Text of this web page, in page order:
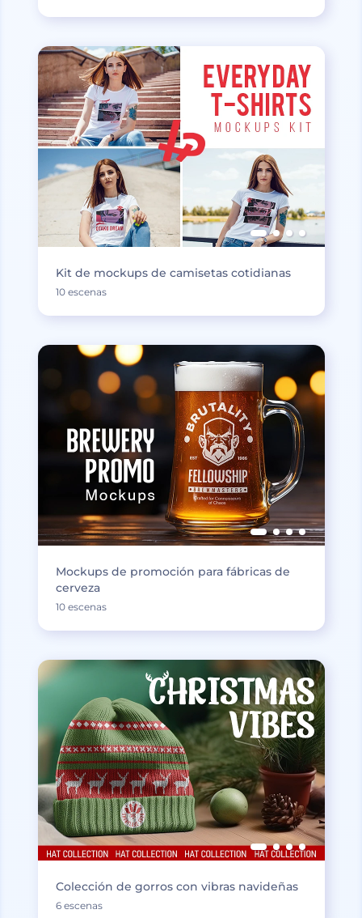
Kit de mockups de camisetas cotidianas
10 escenas
Mockups de promoción para fábricas de
cerveza
10 escenas
Colección de gorros con vibras navideñas
6 escenas